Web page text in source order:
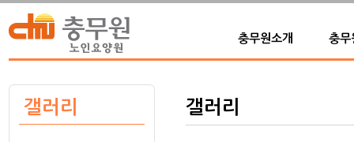
충무원소개 충무
갤러리 갤러리